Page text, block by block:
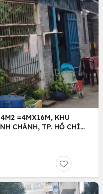
=4MX16M, KHU
CHÁNH, TP. HỒ CHÍ